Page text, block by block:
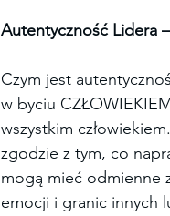
Autentyczność Lidera
Czym jest
w byciu
wszystkim
zgodzie z tym, co
mogą mieć odmienne
emocji i granic innych